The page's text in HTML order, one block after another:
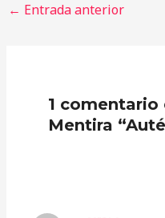
← Entrada anterior
1 comentario
Mentira